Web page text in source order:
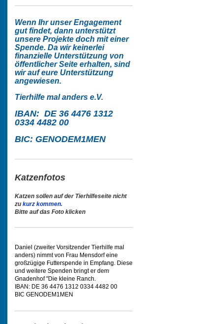
Wenn Ihr unser Engagement
gut findet, dann unterstützt
unsere Projekte doch mit einer
Spende. Da wir keinerlei
finanzielle Unterstützung von
öffentlicher Seite erhalten, sind
wir auf eure Unterstützung
angewiesen.
Tierhilfe mal anders e.V.
IBAN: DE 36 4476 1312
0334 4482 00
BIC: GENODEM1MEN
Katzenfotos
Katzen sollen auf der Tierhilfeseite nicht
zu kurz kommen.
Bitte auf das Foto klicken
Daniel (zweiter Vorsitzender Tierhilfe mal
anders) nimmt von Frau Mensdorf eine
großzügige Futterspende in Empfang. Diese
und weitere Spenden bringt er dem
Gnadenhof "Die kleine Ranch.
IBAN: DE 36 4476 1312 0334 4482 00
BIC GENODEM1MEN